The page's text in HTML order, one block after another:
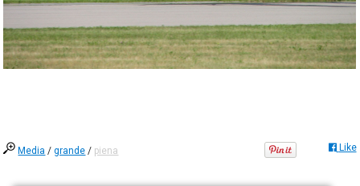
Media /grande / piena Like